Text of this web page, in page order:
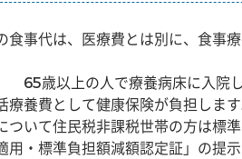
食事代は、医療費とは別に、食事
65歳以上の人で療養病床に入院
療養費として健康保険が負担します
ついて住民税非課税世帯の方は標
用・標準負担額減額認定証」の